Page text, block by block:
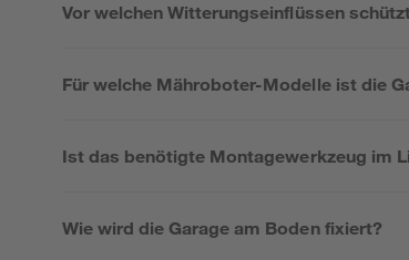
Vor welchen Witterungseinflüssen
Für welche Mähroboter-Modelle ist die
Ist das benötigte Montagewerkzeug im
Wie wird die Garage am Boden fixiert?